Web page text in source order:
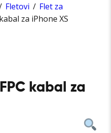
Fletovi / Flet za
za iPhone XS
kabal za